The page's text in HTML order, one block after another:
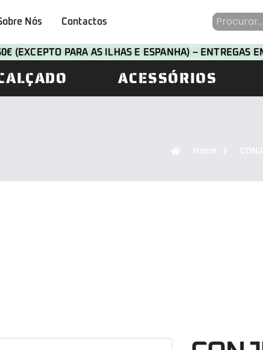
Nós Contactos
(EXCEPTO PARA AS ILHAS E ESPANHA) –
ACESSÓRIOS
Home